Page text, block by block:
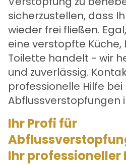
sicherzustellen, dass
wieder frei fließen.
eine verstopfte Küche,
Toilette handelt - wir
und zuverlässig.
professionelle Hilfe bei
Abflussverstopfungen
Ihr Profi für
Ihr professioneller